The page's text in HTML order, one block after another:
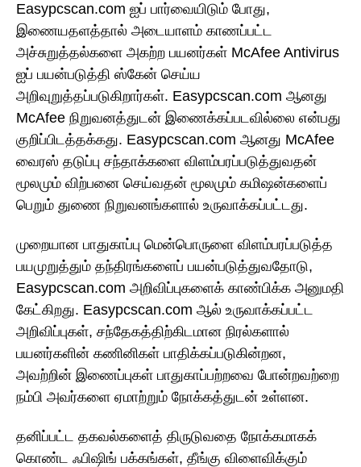
Easypcscan.com ஐப் பார்வையிடும் போது,
இணையதளத்தால் அடையாளம் காணப்பட்ட
அச்சுறுத்தல்களை அகற்ற பயனர்கள் McAfee Antivirus
ஐப் பயன்படுத்தி ஸ்கேன் செய்ய
அறிவுறுத்தப்படுகிறார்கள். Easypcscan.com ஆனது
McAfee நிறுவனத்துடன் இணைக்கப்படவில்லை என்பது
குறிப்பிடத்தக்கது. Easypcscan.com ஆனது McAfee
வைரஸ் தடுப்பு சந்தாக்களை விளம்பரப்படுத்துவதன்
மூலமும் விற்பனை செய்வதன் மூலமும் கமிஷன்களைப்
பெறும் துணை நிறுவனங்களால் உருவாக்கப்பட்டது.
முறையான பாதுகாப்பு மென்பொருளை விளம்பரப்படுத்த
பயமுறுத்தும் தந்திரங்களைப் பயன்படுத்துவதோடு,
Easypcscan.com அறிவிப்புகளைக் காண்பிக்க அனுமதி
கேட்கிறது. Easypcscan.com ஆல் உருவாக்கப்பட்ட
அறிவிப்புகள், சந்தேகத்திற்கிடமான நிரல்களால்
பயனர்களின் கணினிகள் பாதிக்கப்படுகின்றன,
அவற்றின் இணைப்புகள் பாதுகாப்பற்றவை போன்றவற்றை
நம்பி அவர்களை ஏமாற்றும் நோக்கத்துடன் உள்ளன.
தனிப்பட்ட தகவல்களைத் திருடுவதை நோக்கமாகக்
கொண்ட ஃபிஷிங் பக்கங்கள், தீங்கு விளைவிக்கும்